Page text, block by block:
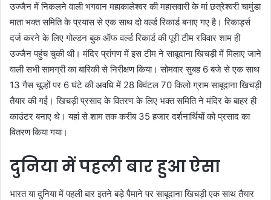
उज्जैन में निकलने वाली भगवान महाकालेश्वर की महासवारी के मां छत्रेश्वरी चामुंडा
माता भक्त समिति के प्रयास से एक साथ दो वर्ल्ड रिकार्ड बनाए गए है। रिकार्ड्स
दर्ज करने के लिए गोल्डन बुक ऑफ वर्ल्ड रिकार्ड की पूरी टीम रविवार शाम ही
उज्जैन पहुंच चुकी थी। मंदिर प्रांगण में इस टीम ने साबूदाना खिचड़ी में मिलाए जाने
वाली सभी सामग्री का बारिकी से निरीक्षण किया। सोमवार सुबह 6 बजे से एक साथ
13 गैस चूल्हों पर 6 घंटे की अवधि में 28 क्विंटल 70 किलो ग्राम साबूदाना खिचड़ी
तैयार की गई। खिचड़ी प्रसाद के वितरण के लिए भक्त समिति ने मंदिर के बाहर ही
काउंटर बनाए थे। यहां से शाम तक करीब 35 हजार दर्शनार्थियों को प्रसाद का
वितरण किया गया।
दुनिया में पहली बार हुआ ऐसा
भारत या दुनिया में पहली बार इतने बड़े पैमाने पर साबूदाना खिचड़ी एक साथ तैयार